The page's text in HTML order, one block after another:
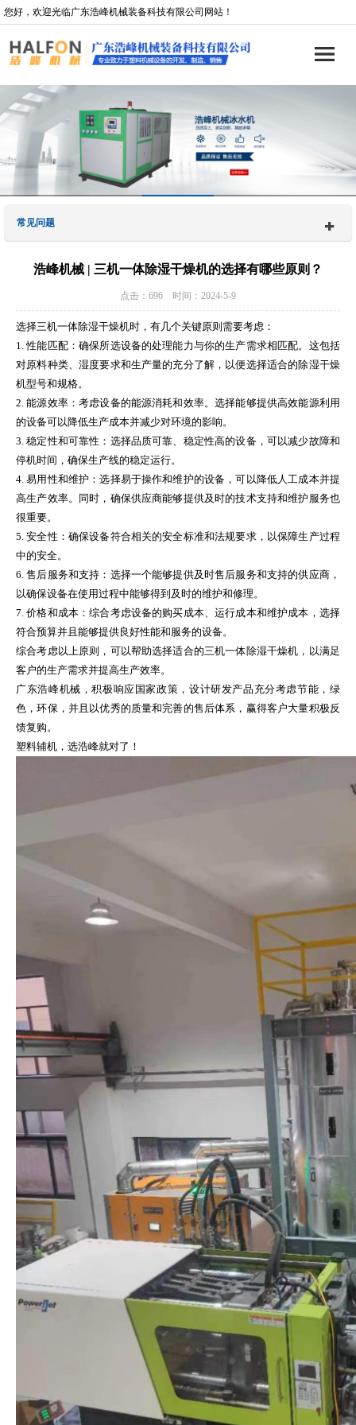
您好，欢迎光临广东浩峰机械装备科技有限公司网站！
常见问题
浩峰机械 | 三机一体除湿干燥机的选择有哪些原则？
点击：696 时间：2024-5-9
选择三机一体除湿干燥机时，有几个关键原则需要考虑：
1. 性能匹配：确保所选设备的处理能力与你的生产需求相匹配。这包括
对原料种类、湿度要求和生产量的充分了解，以便选择适合的除湿干燥
机型号和规格。
2. 能源效率：考虑设备的能源消耗和效率。选择能够提供高效能源利用
的设备可以降低生产成本并减少对环境的影响。
3. 稳定性和可靠性：选择品质可靠、稳定性高的设备，可以减少故障和
停机时间，确保生产线的稳定运行。
4. 易用性和维护：选择易于操作和维护的设备，可以降低人工成本并提
高生产效率。同时，确保供应商能够提供及时的技术支持和维护服务也
很重要。
5. 安全性：确保设备符合相关的安全标准和法规要求，以保障生产过程
中的安全。
6. 售后服务和支持：选择一个能够提供及时售后服务和支持的供应商，
以确保设备在使用过程中能够得到及时的维护和修理。
7. 价格和成本：综合考虑设备的购买成本、运行成本和维护成本，选择
符合预算并且能够提供良好性能和服务的设备。
综合考虑以上原则，可以帮助选择适合的三机一体除湿干燥机，以满足
客户的生产需求并提高生产效率。
广东浩峰机械，积极响应国家政策，设计研发产品充分考虑节能，绿
色，环保，并且以优秀的质量和完善的售后体系，赢得客户大量积极反
馈复购。
塑料辅机，选浩峰就对了！